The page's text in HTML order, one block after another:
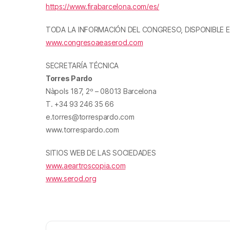
https://www.firabarcelona.com/es/
TODA LA INFORMACIÓN DEL CONGRESO, DISPONIBLE
www.congresoaeaserod.com
SECRETARÍA TÉCNICA
Torres Pardo
Nàpols 187, 2º – 08013 Barcelona
T. +34 93 246 35 66
e.torres@torrespardo.com
www.torrespardo.com
SITIOS WEB DE LAS SOCIEDADES
www.aeartroscopia.com
www.serod.org